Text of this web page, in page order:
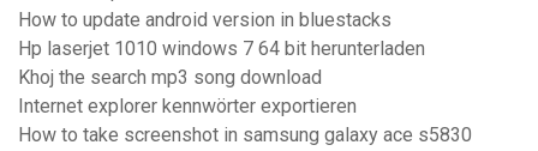
How to update android version in bluestacks
Hp laserjet 1010 windows 7 64 bit herunterladen
Khoj the search mp3 song download
Internet explorer kennwörter exportieren
How to take screenshot in samsung galaxy ace s5830